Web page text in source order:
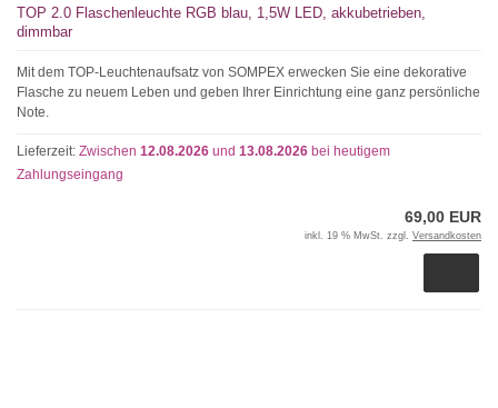
TOP 2.0 Flaschenleuchte RGB blau, 1,5W LED, akkubetrieben,
dimmbar
Mit dem TOP-Leuchtenaufsatz von SOMPEX erwecken Sie eine dekorative
Flasche zu neuem Leben und geben Ihrer Einrichtung eine ganz persönliche
Note.
Lieferzeit: Zwischen 12.08.2026 und 13.08.2026 bei heutigem
Zahlungseingang
69,00 EUR
inkl. 19 % MwSt. zzgl. Versandkosten